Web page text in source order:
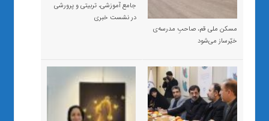
مسکن ملی قم، صاحبِ مدرسه‌ی
خیّرساز می‌شود
جامع آموزشی، تربیتی و پرورشی
در نشست خبری